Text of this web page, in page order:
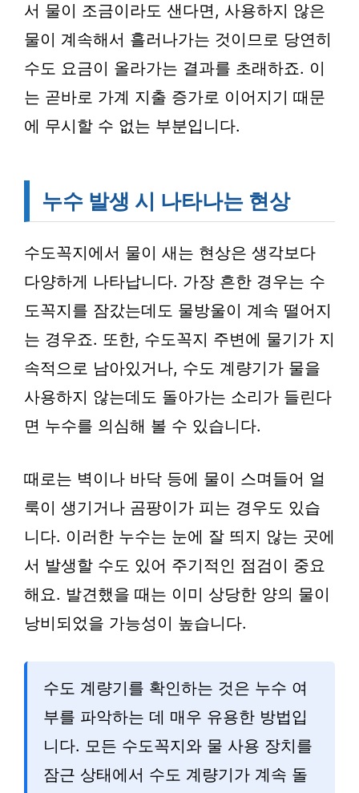
서 물이 조금이라도 샌다면, 사용하지 않은
물이 계속해서 흘러나가는 것이므로 당연히
수도 요금이 올라가는 결과를 초래하죠. 이
는 곧바로 가계 지출 증가로 이어지기 때문
에 무시할 수 없는 부분입니다.
누수 발생 시 나타나는 현상
수도꼭지에서 물이 새는 현상은 생각보다
다양하게 나타납니다. 가장 흔한 경우는 수
도꼭지를 잠갔는데도 물방울이 계속 떨어지
는 경우죠. 또한, 수도꼭지 주변에 물기가 지
속적으로 남아있거나, 수도 계량기가 물을
사용하지 않는데도 돌아가는 소리가 들린다
면 누수를 의심해 볼 수 있습니다.
때로는 벽이나 바닥 등에 물이 스며들어 얼
룩이 생기거나 곰팡이가 피는 경우도 있습
니다. 이러한 누수는 눈에 잘 띄지 않는 곳에
서 발생할 수도 있어 주기적인 점검이 중요
해요. 발견했을 때는 이미 상당한 양의 물이
낭비되었을 가능성이 높습니다.
수도 계량기를 확인하는 것은 누수 여
부를 파악하는 데 매우 유용한 방법입
니다. 모든 수도꼭지와 물 사용 장치를
잠근 상태에서 수도 계량기가 계속 돌